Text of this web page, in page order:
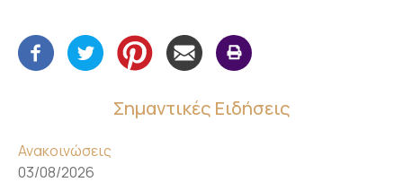
Σημαντικές Ειδήσεις
Ανακοινώσεις
03/08/2026